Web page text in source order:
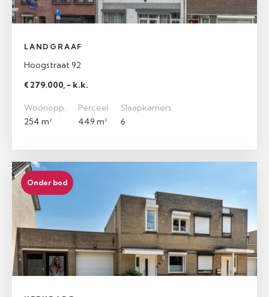
LANDGRAAF
Hoogstraat 92
€ 279.000, - k.k.
Woonopp.
254 m²
Perceel
449 m²
Slaapkamers
6
Onder bod